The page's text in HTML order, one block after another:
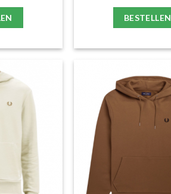
BESTELLEN